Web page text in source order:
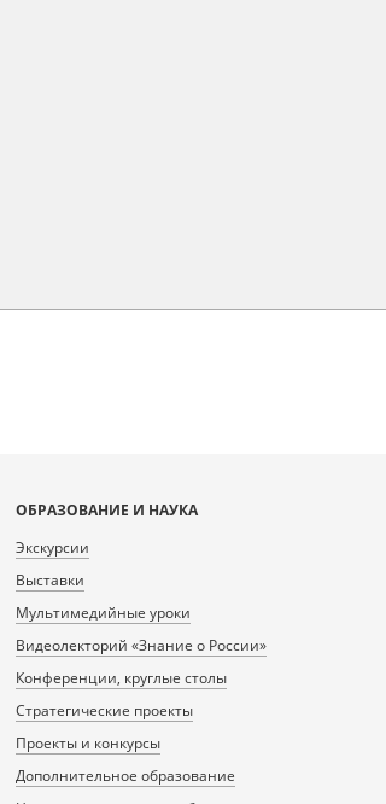
ОБРАЗОВАНИЕ И НАУКА
Экскурсии
Выставки
Мультимедийные уроки
Видеолекторий «Знание о России»
Конференции, круглые столы
Стратегические проекты
Проекты и конкурсы
Дополнительное образование